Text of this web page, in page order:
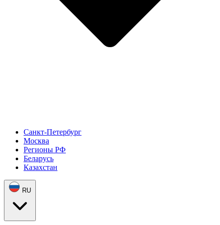
Санкт-Петербург
Москва
Регионы РФ
Беларусь
Казахстан
RU